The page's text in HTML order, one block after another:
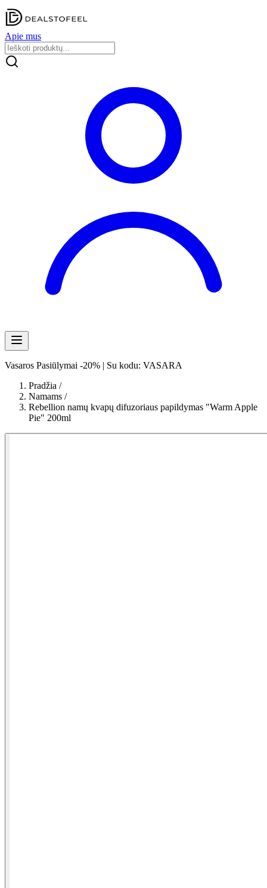
Apie mus
Vasaros Pasiūlymai -20% | Su kodu: VASARA
Pradžia /
Namams /
Rebellion namų kvapų difuzoriaus papildymas "Warm Apple
Pie" 200ml